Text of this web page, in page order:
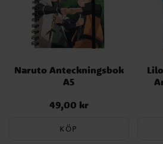
Naruto Anteckningsbok
A5
Pris:49,00 kr
49,00 kr
KÖP